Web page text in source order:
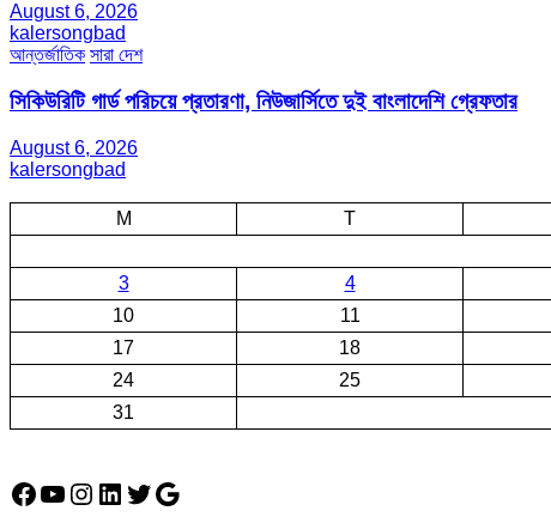
August 6, 2026
kalersongbad
আন্তর্জাতিক সারা দেশ
সিকিউরিটি গার্ড পরিচয়ে প্রতারণা, নিউজার্সিতে দুই বাংলাদেশি গ্রেফতার
August 6, 2026
kalersongbad
M
T
3
4
10
11
17
18
24
25
31
Facebook
YouTube
Instagram
LinkedIn
Twitter
Google